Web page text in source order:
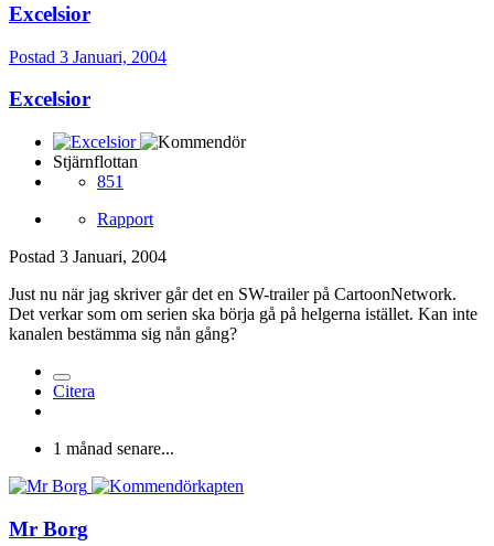
Excelsior
Postad 3 Januari, 2004
Excelsior
Stjärnflottan
851
Rapport
Postad 3 Januari, 2004
Just nu när jag skriver går det en SW-trailer på CartoonNetwork.
Det verkar som om serien ska börja gå på helgerna istället. Kan inte
kanalen bestämma sig nån gång?
Citera
1 månad senare...
Mr Borg